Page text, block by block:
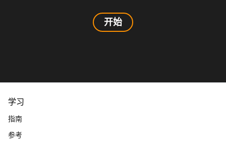
开始
学习
指南
参考